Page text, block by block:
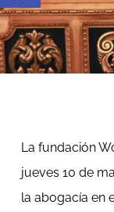
La fundación
jueves 10 de
la abogacía en